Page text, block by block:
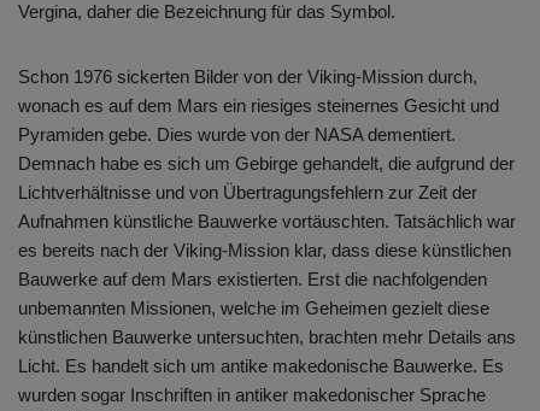
Vergina, daher die Bezeichnung für das Symbol.
Schon 1976 sickerten Bilder von der Viking-Mission durch,
wonach es auf dem Mars ein riesiges steinernes Gesicht und
Pyramiden gebe. Dies wurde von der NASA dementiert.
Demnach habe es sich um Gebirge gehandelt, die aufgrund der
Lichtverhältnisse und von Übertragungsfehlern zur Zeit der
Aufnahmen künstliche Bauwerke vortäuschten. Tatsächlich war
es bereits nach der Viking-Mission klar, dass diese künstlichen
Bauwerke auf dem Mars existierten. Erst die nachfolgenden
unbemannten Missionen, welche im Geheimen gezielt diese
künstlichen Bauwerke untersuchten, brachten mehr Details ans
Licht. Es handelt sich um antike makedonische Bauwerke. Es
wurden sogar Inschriften in antiker makedonischer Sprache